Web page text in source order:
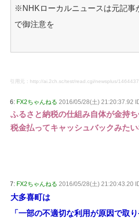
※NHKローカルニュースは元記事
で御注意を
引用元：http://ai.2ch.sc/test/read.cgi/newsplus/
6: FX2ちゃんねる 2016/05/28(土) 21:20:37.92
ふるさと納税の仕組み自体が金持
税金払ってキャッシュバックみた
7: FX2ちゃんねる 2016/05/28(土) 21:20:43.20
大多喜町は
「一部の不適切な利用が原因で取